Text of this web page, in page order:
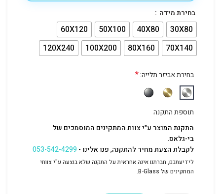
בחירת מידה
30X80
40X80
50X100
60X120
70X140
80X160
100X200
120X240
בחירת אביזר תלייה:*
תוספת התקנה
התקנת המוצר ע"י צוות המתקינים המוסמכים של
בי-גלאס.
לקבלת הצעת מחיר להתקנה, פנו אלינו -053-542-4299
לידיעתכם, חברתנו אינה אחראית על התקנה שלא בוצעה ע"י צוותי
המתקינים של B-Glass.